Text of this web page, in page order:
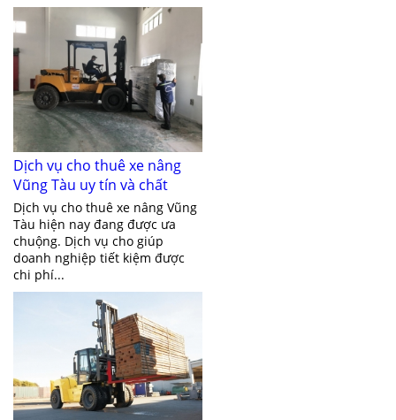
Dịch vụ cho thuê xe nâng
Vũng Tàu uy tín và chất
lượng
Dịch vụ cho thuê xe nâng Vũng
Tàu hiện nay đang được ưa
chuộng. Dịch vụ cho giúp
doanh nghiệp tiết kiệm được
chi phí...